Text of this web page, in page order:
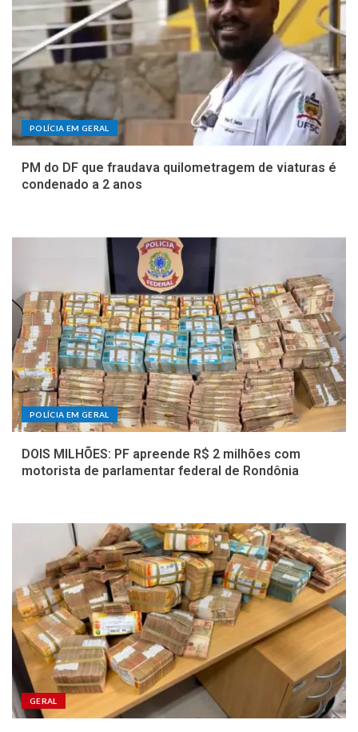
POLÍCIA EM GERAL
PM do DF que fraudava quilometragem de viaturas é
condenado a 2 anos
POLÍCIA EM GERAL
DOIS MILHÕES: PF apreende R$ 2 milhões com
motorista de parlamentar federal de Rondônia
GERAL